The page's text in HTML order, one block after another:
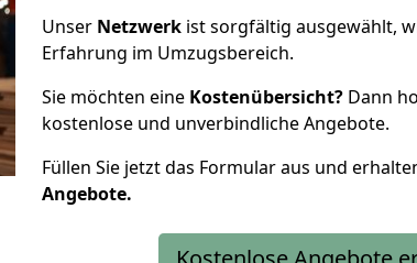
Unser Netzwerk ist sorgfältig ausgewählt,
Erfahrung im Umzugsbereich.
Sie möchten eine Kostenübersicht? Dann
kostenlose und unverbindliche Angebote.
Füllen Sie jetzt das Formular aus und
Angebote.